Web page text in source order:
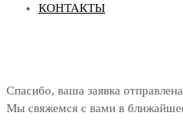
КОНТАКТЫ
Спасибо, ваша заявка отправлена
Мы свяжемся с вами в